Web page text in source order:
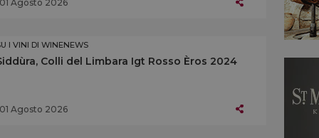
01 Agosto 2026
I VINI DI WINENEWS
Colli del Limbara Igt Rosso Èros 2024
01 Agosto 2026